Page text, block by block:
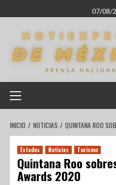
07/08/
INICIO NOTICIAS QUINTANA ROO
Estados Noticias Turismo
Quintana Roo
Awards 2020